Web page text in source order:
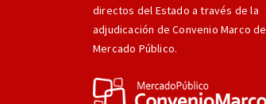
directos del Estado a través de la
adjudicación de Convenio Marco de
Mercado Público.